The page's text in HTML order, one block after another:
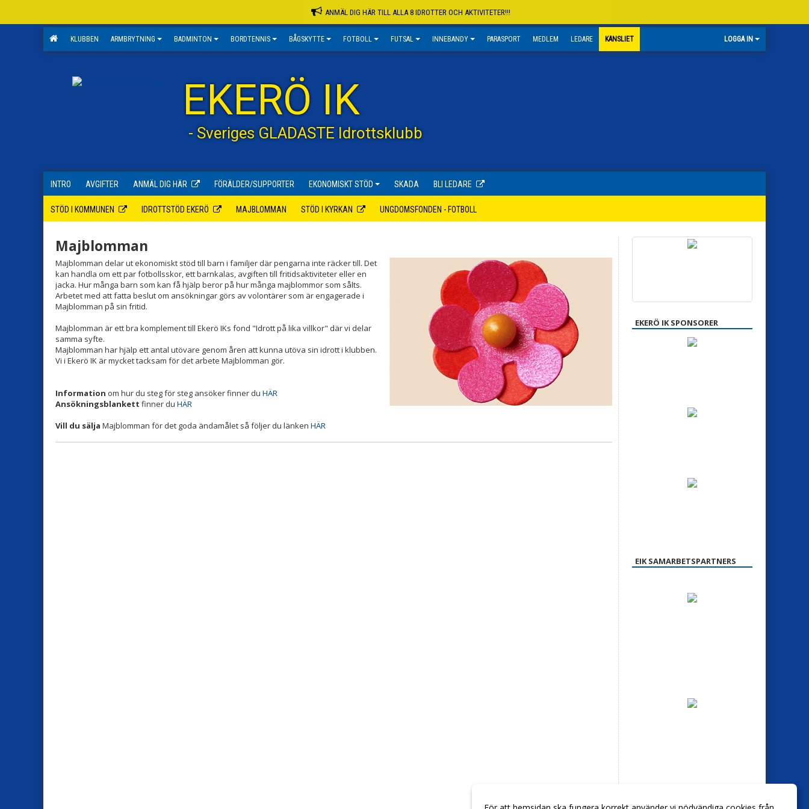
ANMÄL DIG HÄR TILL ALLA 8 IDROTTER OCH AKTIVITETER!!!
KLUBBEN ARMBRYTNING BADMINTON BORDTENNIS BÅGSKYTTE FOTBOLL FUTSAL INNEBANDY PARASPORT MEDLEM LEDARE KANSLIET LOGGA IN
EKERÖ IK
- Sveriges GLADASTE Idrottsklubb
INTRO AVGIFTER ANMÄL DIG HÄR FÖRÄLDER/SUPPORTER EKONOMISKT STÖD SKADA BLI LEDARE
STÖD I KOMMUNEN IDROTTSTÖD EKERÖ MAJBLOMMAN STÖD I KYRKAN UNGDOMSFONDEN - FOTBOLL
Majblomman
Majblomman delar ut ekonomiskt stöd till barn i familjer där pengarna inte räcker till. Det
kan handla om ett par fotbollsskor, ett barnkalas, avgiften till fritidsaktiviteter eller en
jacka. Hur många barn som kan få hjälp beror på hur många majblommor som sålts.
Arbetet med att fatta beslut om ansökningar görs av volontärer som är engagerade i
Majblomman på sin fritid.
Majblomman är ett bra komplement till Ekerö IKs fond "Idrott på lika villkor" där vi delar
samma syfte.
Majblomman har hjälp ett antal utövare genom åren att kunna utöva sin idrott i klubben.
Vi i Ekerö IK är mycket tacksam för det arbete Majblomman gör.
Information om hur du steg för steg ansöker finner du HÄR
Ansökningsblankett finner du HÄR
Vill du sälja Majblomman för det goda ändamålet så följer du länken HÄR
EKERÖ IK SPONSORER
EIK SAMARBETSPARTNERS